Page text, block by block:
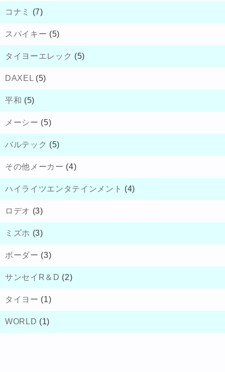
コナミ (7)
スパイキー (5)
タイヨーエレック (5)
DAXEL (5)
平和 (5)
メーシー (5)
バルテック (5)
その他メーカー (4)
ハイライツエンタテインメント (4)
ロデオ (3)
ミズホ (3)
ボーダー (3)
サンセイR＆D (2)
タイヨー (1)
WORLD (1)